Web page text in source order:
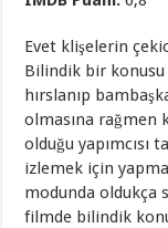
Evet klişelerin
Bilindik bir konusu
hırslanıp
olmasına rağmen
olduğu yapımcısı
izlemek için
modunda oldukça
filmde bilindik